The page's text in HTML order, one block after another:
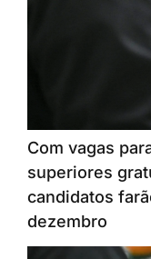
Com vagas
superiores
candidatos
dezembro